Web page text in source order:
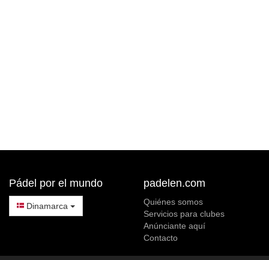
Pádel por el mundo
Dinamarca
padelen.com
Quiénes somos
Servicios para clubes
Anúnciante aquí
Contacto